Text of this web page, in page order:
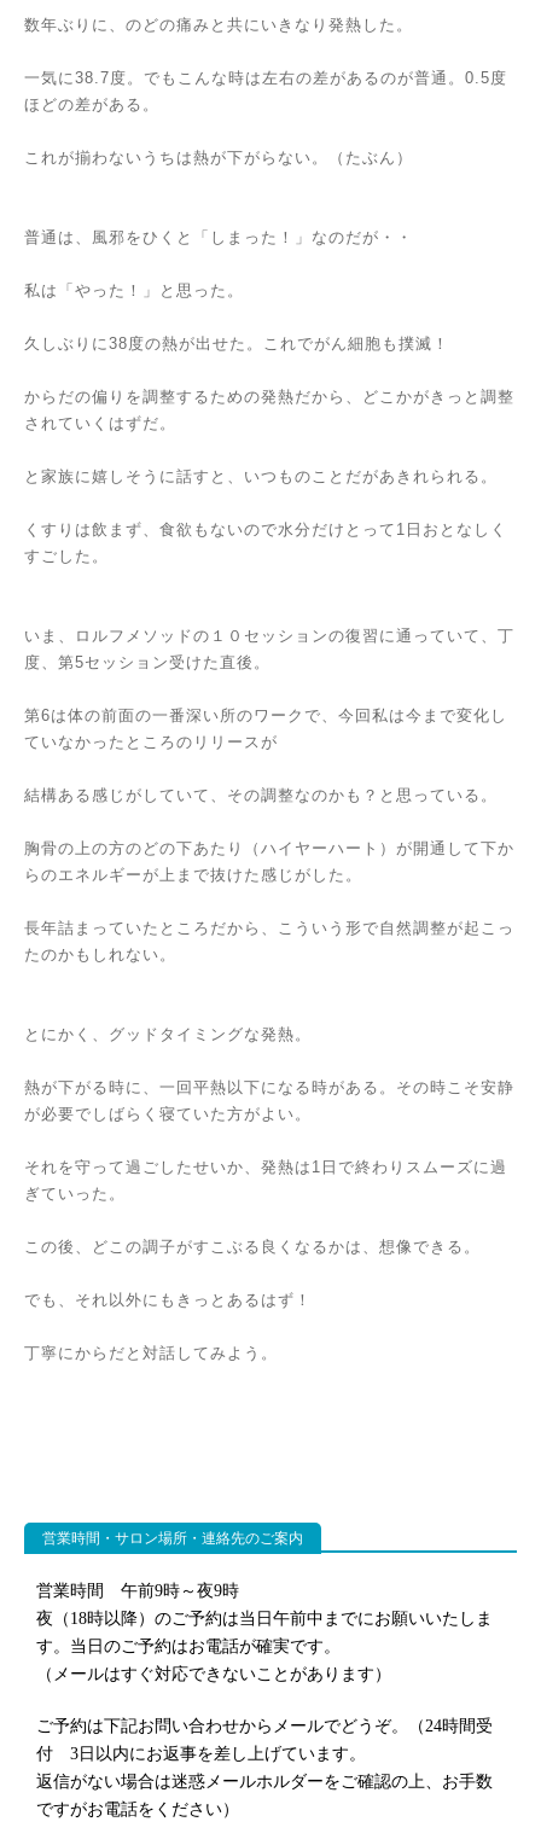
数年ぶりに、のどの痛みと共にいきなり発熱した。
一気に38.7度。でもこんな時は左右の差があるのが普通。0.5度
ほどの差がある。
これが揃わないうちは熱が下がらない。（たぶん）
普通は、風邪をひくと「しまった！」なのだが・・
私は「やった！」と思った。
久しぶりに38度の熱が出せた。これでがん細胞も撲滅！
からだの偏りを調整するための発熱だから、どこかがきっと調整
されていくはずだ。
と家族に嬉しそうに話すと、いつものことだがあきれられる。
くすりは飲まず、食欲もないので水分だけとって1日おとなしく
すごした。
いま、ロルフメソッドの１０セッションの復習に通っていて、丁
度、第5セッション受けた直後。
第6は体の前面の一番深い所のワークで、今回私は今まで変化し
ていなかったところのリリースが
結構ある感じがしていて、その調整なのかも？と思っている。
胸骨の上の方のどの下あたり（ハイヤーハート）が開通して下か
らのエネルギーが上まで抜けた感じがした。
長年詰まっていたところだから、こういう形で自然調整が起こっ
たのかもしれない。
とにかく、グッドタイミングな発熱。
熱が下がる時に、一回平熱以下になる時がある。その時こそ安静
が必要でしばらく寝ていた方がよい。
それを守って過ごしたせいか、発熱は1日で終わりスムーズに過
ぎていった。
この後、どこの調子がすこぶる良くなるかは、想像できる。
でも、それ以外にもきっとあるはず！
丁寧にからだと対話してみよう。
営業時間・サロン場所・連絡先のご案内
営業時間 午前9時～夜9時
夜（18時以降）のご予約は当日午前中までにお願いいたしま
す。当日のご予約はお電話が確実です。
（メールはすぐ対応できないことがあります）
ご予約は下記お問い合わせからメールでどうぞ。（24時間受
付 3日以内にお返事を差し上げています。
返信がない場合は迷惑メールホルダーをご確認の上、お手数
ですがお電話をください）